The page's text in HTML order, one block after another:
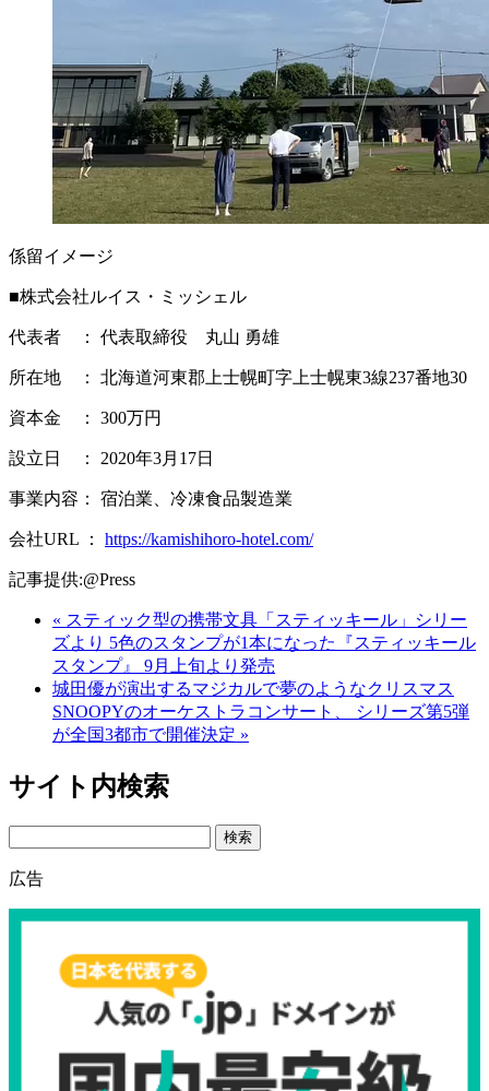
係留イメージ
■株式会社ルイス・ミッシェル
代表者 ： 代表取締役 丸山 勇雄
所在地 ： 北海道河東郡上士幌町字上士幌東3線237番地30
資本金 ： 300万円
設立日 ： 2020年3月17日
事業内容： 宿泊業、冷凍食品製造業
会社URL ： https://kamishihoro-hotel.com/
記事提供:@Press
« スティック型の携帯文具「スティッキール」シリー
ズより 5色のスタンプが1本になった『スティッキール
スタンプ』 9月上旬より発売
城田優が演出するマジカルで夢のようなクリスマス
SNOOPYのオーケストラコンサート、 シリーズ第5弾
が全国3都市で開催決定 »
サイト内検索
Search
広告